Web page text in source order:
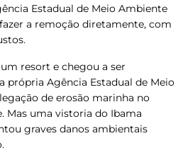
Estadual de Meio Ambiente
a remoção diretamente, com
resort e chegou a ser
própria Agência Estadual de Meio
de erosão marinha no
Mas uma vistoria do Ibama
graves danos ambientais
.